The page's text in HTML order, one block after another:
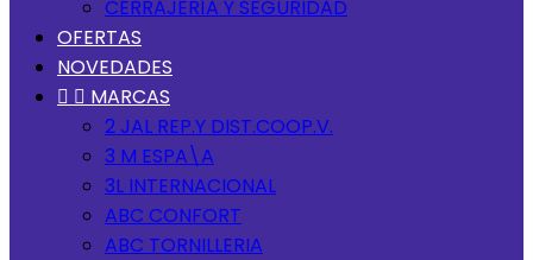
CERRAJERÍA Y SEGURIDAD
OFERTAS
NOVEDADES
  MARCAS
2 JAL REP.Y DIST.COOP.V.
3 M ESPA\A
3L INTERNACIONAL
ABC CONFORT
ABC TORNILLERIA